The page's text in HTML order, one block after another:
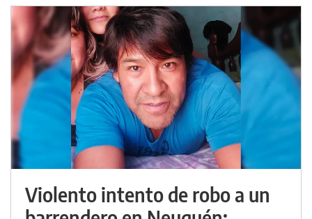
Violento intento de robo a un